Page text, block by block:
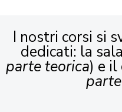
I nostri corsi si
dedicati: la
parte teorica) e il